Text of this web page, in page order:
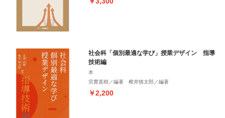
社会科「個別最適な学び」授業デザイン 指導
技術編
本
宗實直樹／編著 椎井慎太郎／編著
￥2,200